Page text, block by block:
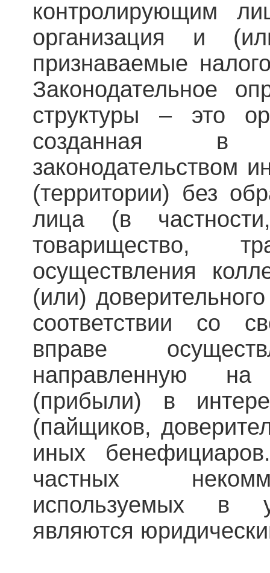
контролирующим
организация и
признаваемые
Законодательное
структуры – это
созданная в
законодательством
(территории) без
лица (в
товарищество,
осуществления
(или)
соответствии со
вправе
направленную
(прибыли) в
(пайщиков,
иных
частных
используемых в
являются